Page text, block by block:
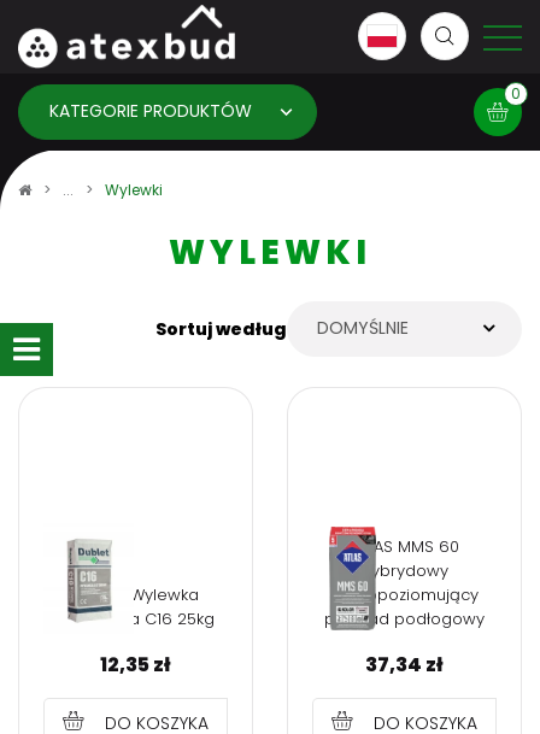
KATEGORIE PRODUKTÓW
0
info:
Wylewki
WYLEWKI
Sortuj według DOMYŚLNIE
Dublet Wylewka
betonowa C16 25kg
12,35zł
DO KOSZYKA
ATLAS MMS 60
hybrydowy
samopoziomujący
podkład podłogowy
37,34 zł
DO KOSZYKA